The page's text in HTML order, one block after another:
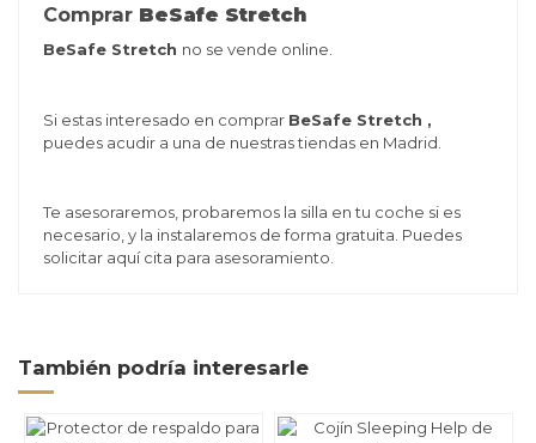
Comprar BeSafe Stretch
BeSafe Stretch no se vende online.
Si estas interesado en comprar BeSafe Stretch ,
puedes acudir a una de nuestras tiendas en Madrid.
Te asesoraremos, probaremos la silla en tu coche si es
necesario, y la instalaremos de forma gratuita. Puedes
solicitar aquícita para asesoramiento.
También podría interesarle